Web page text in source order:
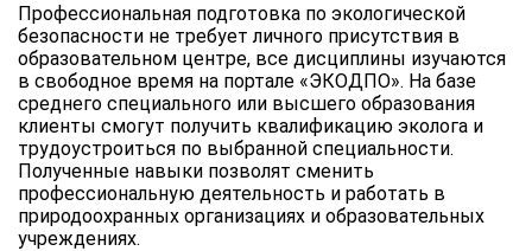
Профессиональная подготовка по экологической
безопасности не требует личного присутствия в
образовательном центре, все дисциплины изучаются
в свободное время на портале «ЭКОДПО». На базе
среднего специального или высшего образования
клиенты смогут получить квалификацию эколога и
трудоустроиться по выбранной специальности.
Полученные навыки позволят сменить
профессиональную деятельность и работать в
природоохранных организациях и образовательных
учреждениях.